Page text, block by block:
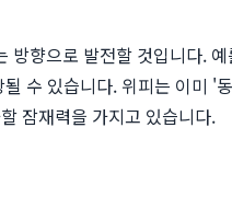
향으로 발전할 것입니다.
수 있습니다. 위피는 이미 '
잠재력을 가지고 있습니다.